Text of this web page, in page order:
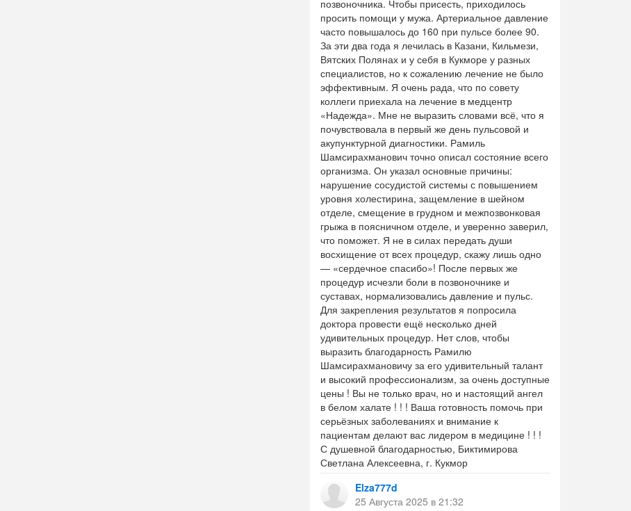
позвоночника. Чтобы присесть, приходилось
просить помощи у мужа. Артериальное давление
часто повышалось до 160 при пульсе более 90.
За эти два года я лечилась в Казани, Кильмези,
Вятских Полянах и у себя в Кукморе у разных
специалистов, но к сожалению лечение не было
эффективным. Я очень рада, что по совету
коллеги приехала на лечение в медцентр
«Надежда». Мне не выразить словами всё, что я
почувствовала в первый же день пульсовой и
акупунктурной диагностики. Рамиль
Шамсирахманович точно описал состояние всего
организма. Он указал основные причины:
нарушение сосудистой системы с повышением
уровня холестирина, защемление в шейном
отделе, смещение в грудном и межпозвонковая
грыжа в поясничном отделе, и уверенно заверил,
что поможет. Я не в силах передать души
восхищение от всех процедур, скажу лишь одно
— «сердечное спасибо»! После первых же
процедур исчезли боли в позвоночнике и
суставах, нормализовались давление и пульс.
Для закрепления результатов я попросила
доктора провести ещё несколько дней
удивительных процедур. Нет слов, чтобы
выразить благодарность Рамилю
Шамсирахмановичу за его удивительный талант
и высокий профессионализм, за очень доступные
цены ! Вы не только врач, но и настоящий ангел
в белом халате ! ! ! Ваша готовность помочь при
серьёзных заболеваниях и внимание к
пациентам делают вас лидером в медицине ! ! !
С душевной благодарностью, Биктимирова
Светлана Алексеевна, г. Кукмор
Elza777d
25 Августа 2025 в 21:32